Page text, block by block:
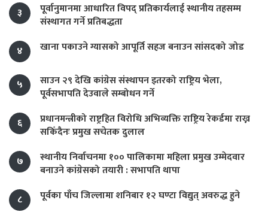
३
पूर्वानुमानमा आधारित विपद् प्रतिकार्यलाई स्थानीय तहसम्म
संस्थागत गर्ने प्रतिबद्धता
४
खाना पकाउने ग्यासको आपूर्ति सहज बनाउन सांसदको जोड
५
साउन २९ देखि कांग्रेस संस्थापन इतरको राष्ट्रिय भेला,
पूर्वसभापति देउवाले सम्बोधन गर्ने
६
प्रधानमन्त्रीको राष्ट्रहित विरोधि अभिव्यक्ति राष्ट्रिय रेकर्डमा राख्न
सकिँदैनः प्रमुख सचेतक दुलाल
७
स्थानीय निर्वाचनमा १०० पालिकामा महिला प्रमुख उम्मेदवार
बनाउने कांग्रेसको तयारी : सभापति थापा
८
पूर्वका पाँच जिल्लामा शनिबार १२ घण्टा विद्युत् अवरुद्ध हुने